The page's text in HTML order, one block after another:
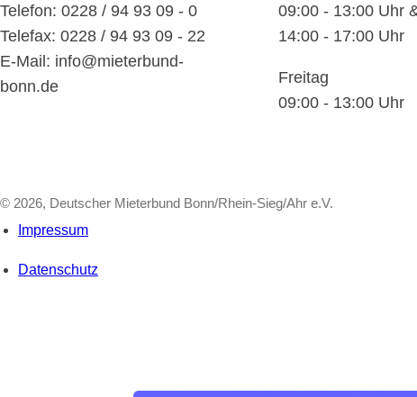
Telefon: 0228 / 94 93 09 - 0
Telefax: 0228 / 94 93 09 - 22
E-Mail: info@mieterbund-
bonn.de
09:00 - 13:00 Uhr
14:00 - 17:00 Uhr
Freitag
09:00 - 13:00 Uhr
© 2026, Deutscher Mieterbund Bonn/Rhein-Sieg/Ahr e.V.
Impressum
Datenschutz